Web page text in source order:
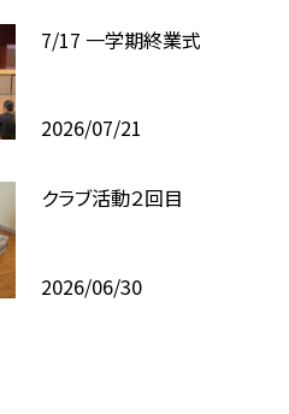
7/17 一学期終業式
2026/07/21
クラブ活動２回目
2026/06/30